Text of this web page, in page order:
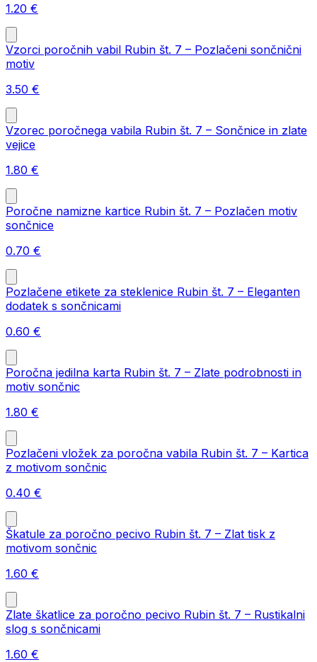
1.20 €
Vzorci poročnih vabil Rubin št. 7 – Pozlačeni sončnični
motiv
3.50 €
Vzorec poročnega vabila Rubin št. 7 – Sončnice in zlate
vejice
1.80 €
Poročne namizne kartice Rubin št. 7 – Pozlačen motiv
sončnice
0.70 €
Pozlačene etikete za steklenice Rubin št. 7 – Eleganten
dodatek s sončnicami
0.60 €
Poročna jedilna karta Rubin št. 7 – Zlate podrobnosti in
motiv sončnic
1.80 €
Pozlačeni vložek za poročna vabila Rubin št. 7 – Kartica
z motivom sončnic
0.40 €
Škatule za poročno pecivo Rubin št. 7 – Zlat tisk z
motivom sončnic
1.60 €
Zlate škatlice za poročno pecivo Rubin št. 7 – Rustikalni
slog s sončnicami
1.60 €